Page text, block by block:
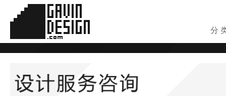
分